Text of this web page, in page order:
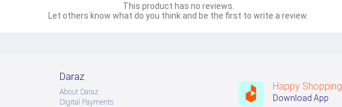
This product has no reviews.
Let others know what do you think and be the first to write a review.
Daraz
About Daraz
Digital Payments
Happy Shopping
Download App